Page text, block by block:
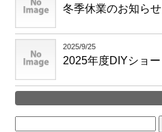
冬季休業のお知らせ
2025/9/25
2025年度DIYショー